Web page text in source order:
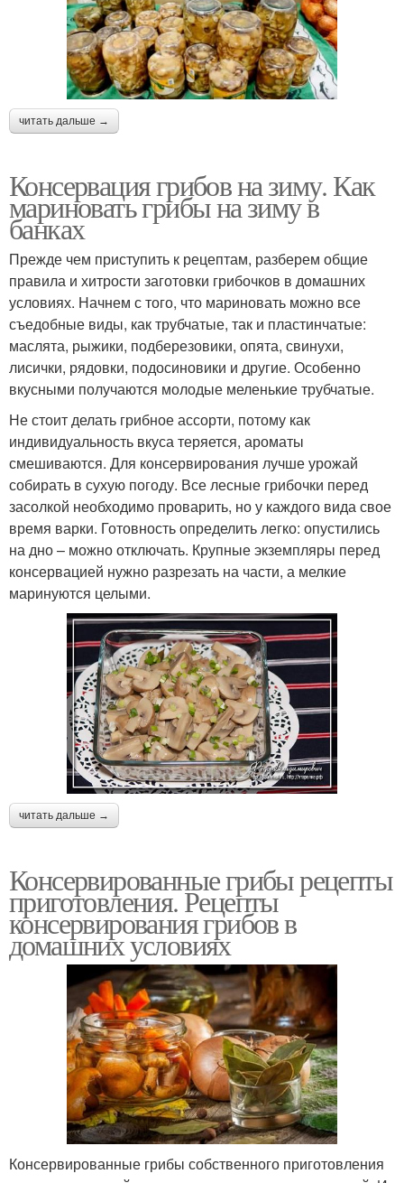
читать дальше →
Консервация грибов на зиму. Как
мариновать грибы на зиму в
банках
Прежде чем приступить к рецептам, разберем общие
правила и хитрости заготовки грибочков в домашних
условиях. Начнем с того, что мариновать можно все
съедобные виды, как трубчатые, так и пластинчатые:
маслята, рыжики, подберезовики, опята, свинухи,
лисички, рядовки, подосиновики и другие. Особенно
вкусными получаются молодые меленькие трубчатые.
Не стоит делать грибное ассорти, потому как
индивидуальность вкуса теряется, ароматы
смешиваются. Для консервирования лучше урожай
собирать в сухую погоду. Все лесные грибочки перед
засолкой необходимо проварить, но у каждого вида свое
время варки. Готовность определить легко: опустились
на дно – можно отключать. Крупные экземпляры перед
консервацией нужно разрезать на части, а мелкие
маринуются целыми.
читать дальше →
Консервированные грибы рецепты
приготовления. Рецепты
консервирования грибов в
домашних условиях
Консервированные грибы собственного приготовления